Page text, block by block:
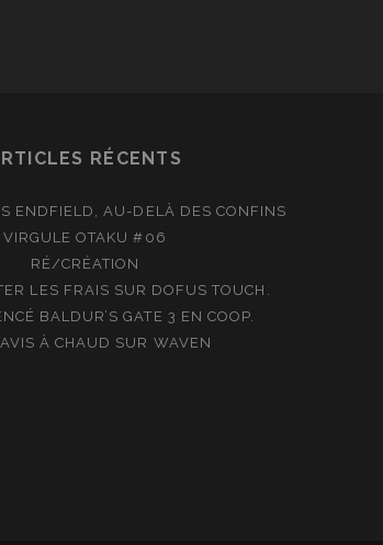
RÉCENTS
ENDFIELD, AU-DELÀ DES CONFINS
VIRGULE OTAKU #06
RÉ/CRÉATION
LES FRAIS SUR DOFUS TOUCH.
BALDUR’S GATE 3 EN COOP.
À CHAUD SUR WAVEN